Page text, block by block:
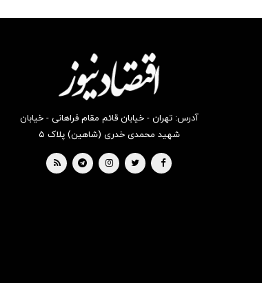
آدرس: تهران - خیابان قائم مقام فراهانی - خیابان
شهید محمدی خدری (شاهین) پلاک ۵